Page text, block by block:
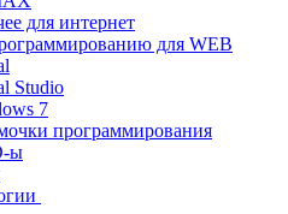
для интернет
для WEB
Studio
7
программирования
ы